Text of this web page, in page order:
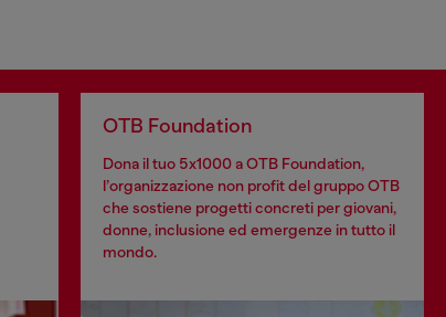
OTB Foundation
Dona il tuo 5x1000 a OTB Foundation,
l’organizzazione non profit del gruppo OTB
che sostiene progetti concreti per giovani,
donne, inclusione ed emergenze in tutto il
mondo.